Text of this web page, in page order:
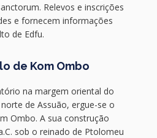
Relevos e inscrições
e fornecem informações
de Edfu.
de Kom Ombo
na margem oriental do
de Assuão, ergue-se o
Ombo. A sua construção
sob o reinado de Ptolomeu